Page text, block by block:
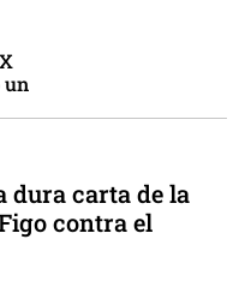
un
dura carta de la
contra el